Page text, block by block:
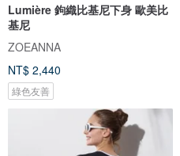
Lumière 鉤織比基尼下身 歐美比
基尼
ZOEANNA
NT$ 2,440
綠色友善